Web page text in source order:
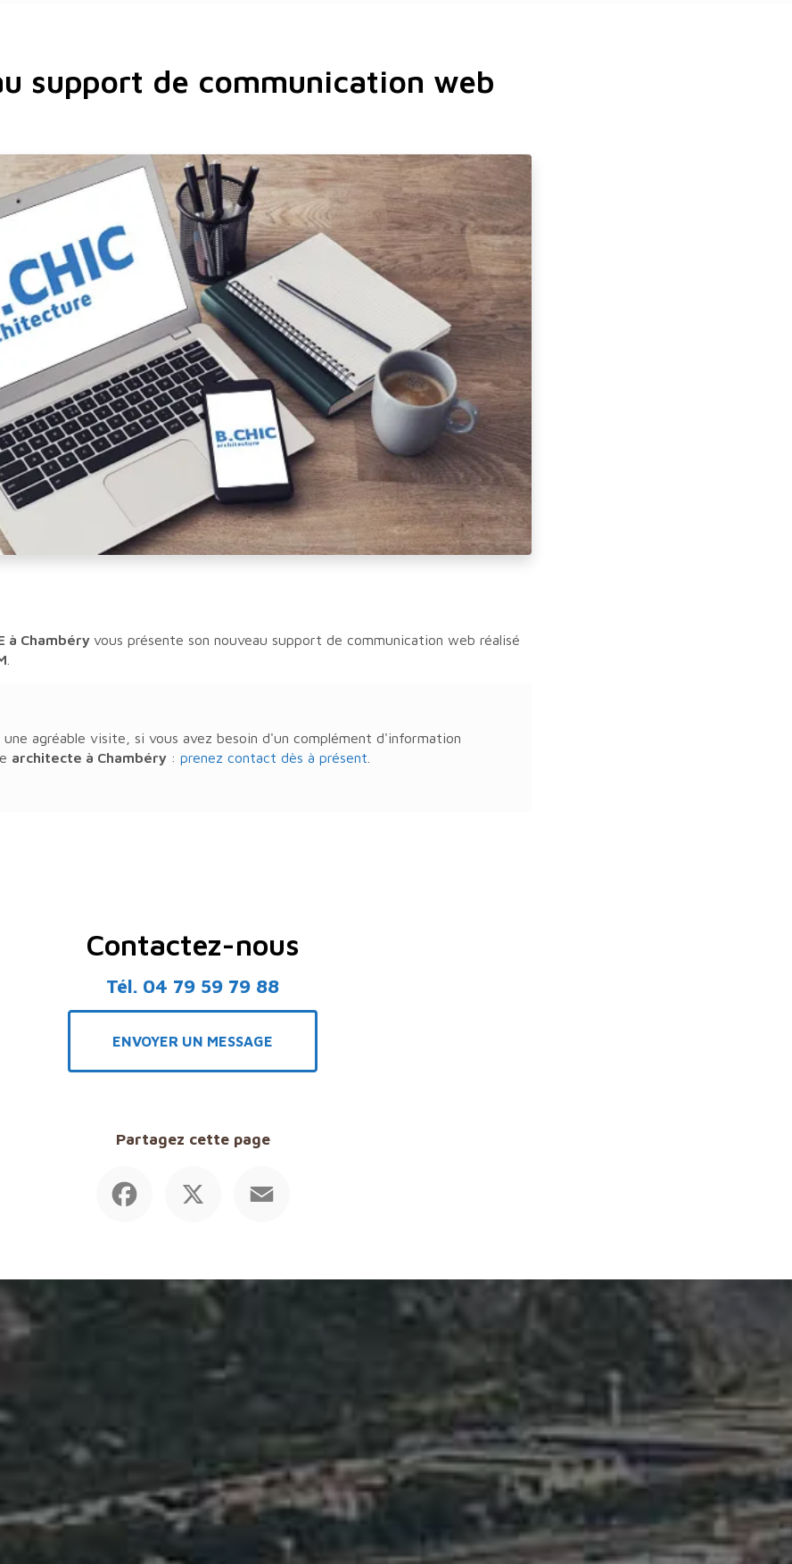
support de communication web
à Chambéry vous présente son nouveau support de communication web réalisé
une agréable visite, si vous avez besoin d'un complément d'information
architecte à Chambéry : prenez contact dès à présent
Contactez-nous
Tél. 04 79 59 79 88
ENVOYER UN MESSAGE
Partagez cette page